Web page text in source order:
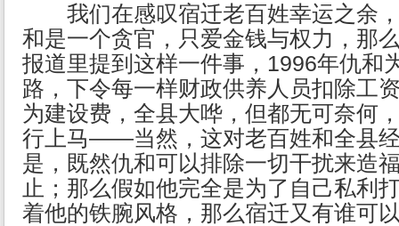
我们在感叹宿迁老百姓幸运之余，
和是一个贪官，只爱金钱与权力，那
报道里提到这样一件事，1996年仇和
路，下令每一样财政供养人员扣除工
为建设费，全县大哗，但都无可奈何
行上马——当然，这对老百姓和全县
是，既然仇和可以排除一切干扰来造
止；那么假如他完全是为了自己私利
着他的铁腕风格，那么宿迁又有谁可